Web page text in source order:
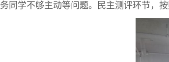
务同学不够主动等问题。民主测评环节，按